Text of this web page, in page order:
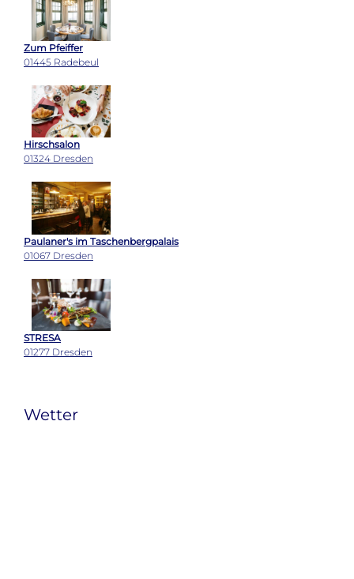
Zum Pfeiffer
01445 Radebeul
Hirschsalon
01324 Dresden
Paulaner's im Taschenbergpalais
01067 Dresden
STRESA
01277 Dresden
Wetter